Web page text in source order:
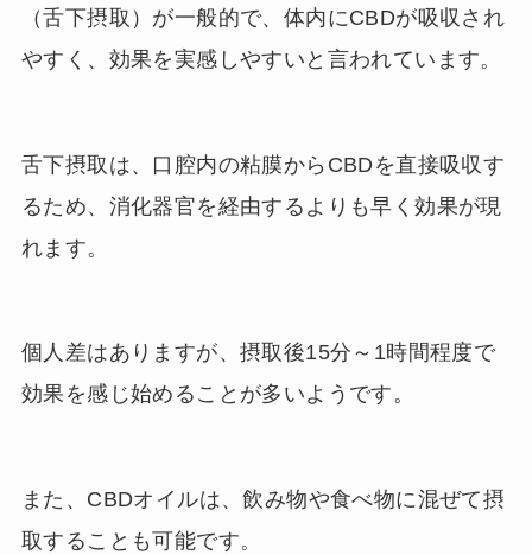
（舌下摂取）が一般的で、体内にCBDが吸収され
やすく、効果を実感しやすいと言われています。
舌下摂取は、口腔内の粘膜からCBDを直接吸収す
るため、消化器官を経由するよりも早く効果が現
れます。
個人差はありますが、摂取後15分～1時間程度で
効果を感じ始めることが多いようです。
また、CBDオイルは、飲み物や食べ物に混ぜて摂
取することも可能です。